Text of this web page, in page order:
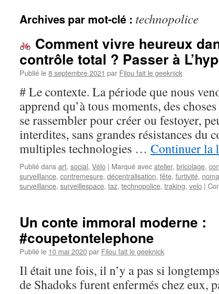
Archives par mot-clé : technopolice
Comment vivre heureux
contrôle total ? Passer à
Publié le8 septembre 2021 par Filou fait le geeknick
# Le contexte. La période que nous
apprend qu’à tous moments, des
se rassembler pour créer ou festoyer,
interdites, sans grandes résistances du
multiples technologies … Continuer la
Publié dansart, social, Vélo | Marqué avecatelier, bricolage,
surveillance, contremesure, décentralisation, fête, furtivité,
surveillance, surveillespace, taz, technopolice, traking, velo |
Un conte immoral moderne :
#coupetontelephone
Publié le 10 mai 2020par Filou fait le geeknick
Il était une fois, il n’y a pas si
de Shadoks furent enfermés chez eux,